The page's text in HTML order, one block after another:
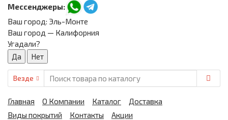
Мессенджеры:
Ваш город: Эль-Монте
Ваш город — Калифорния
Угадали?
Везде
Главная О Компании Каталог
Доставка
Виды покрытий
Контакты Акции